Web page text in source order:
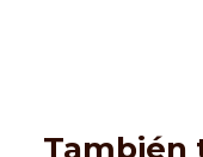
También